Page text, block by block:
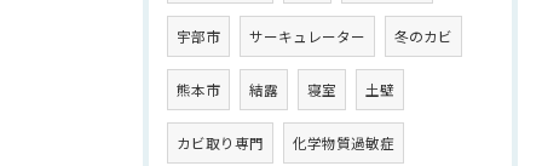
宇部市 サーキュレーター 冬のカビ
熊本市 結露 寝室 土壁
カビ取り専門 化学物質過敏症